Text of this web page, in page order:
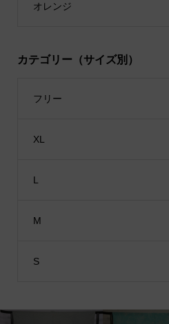
オレンジ
カテゴリー（サイズ別）
フリー
XL
L
M
S